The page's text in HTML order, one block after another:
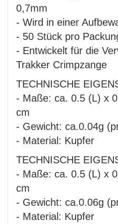
0,7mm
- Wird in einer
- 50 Stück pro
- Entwickelt für die
Trakker Crimpzange
TECHNISCHE
- Maße: ca. 0.5 (L) x
cm
- Gewicht: ca.0.04g
- Material: Kupfer
TECHNISCHE
- Maße: ca. 0.5 (L) x
cm
- Gewicht: ca.0.06g
- Material: Kupfer